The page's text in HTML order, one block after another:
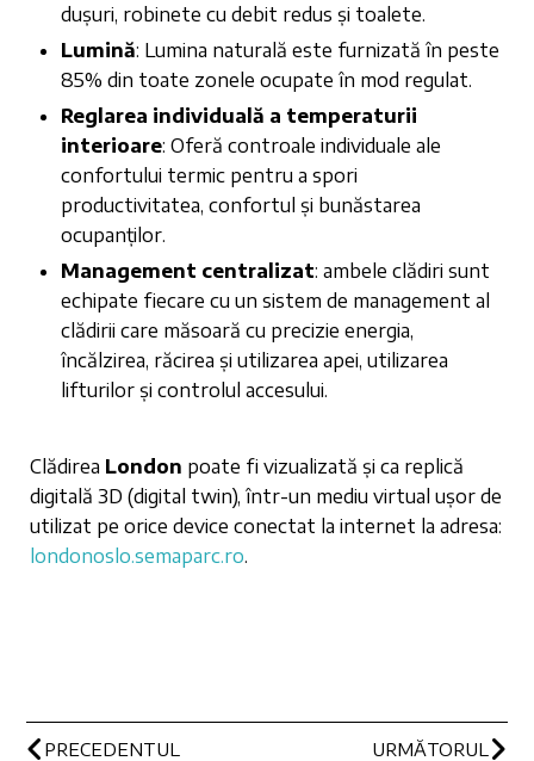
dușuri, robinete cu debit redus și toalete.
Lumină: Lumina naturală este furnizată în peste
85% din toate zonele ocupate în mod regulat.
Reglarea individuală a temperaturii
interioare: Oferă controale individuale ale
confortului termic pentru a spori
productivitatea, confortul și bunăstarea
ocupanților.
Management centralizat: ambele clădiri sunt
echipate fiecare cu un sistem de management al
clădirii care măsoară cu precizie energia,
încălzirea, răcirea și utilizarea apei, utilizarea
lifturilor și controlul accesului.
Clădirea London poate fi vizualizată și ca replică
digitală 3D (digital twin), într-un mediu virtual ușor de
utilizat pe orice device conectat la internet la adresa:
londonoslo.semaparc.ro.
PRECEDENTUL URMĂTORUL